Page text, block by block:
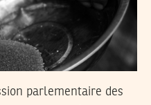
parlementaire des